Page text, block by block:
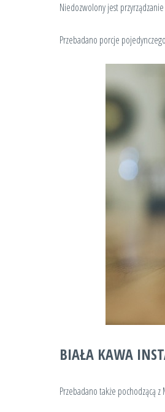
Niedozwolony jest przyrządzanie
Przebadano porcje
BIAŁA KAWA
Przebadano także pochodzącą z